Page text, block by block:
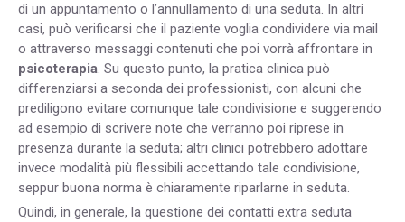
di un appuntamento o l’annullamento di una seduta. In altri
casi, può verificarsi che il paziente voglia condividere via mail
o attraverso messaggi contenuti che poi vorrà affrontare in
psicoterapia. Su questo punto, la pratica clinica può
differenziarsi a seconda dei professionisti, con alcuni che
prediligono evitare comunque tale condivisione e suggerendo
ad esempio di scrivere note che verranno poi riprese in
presenza durante la seduta; altri clinici potrebbero adottare
invece modalità più flessibili accettando tale condivisione,
seppur buona norma è chiaramente riparlarne in seduta.
Quindi, in generale, la questione dei contatti extra seduta